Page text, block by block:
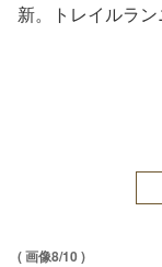
新。トレイルラ
( 画像8/10 )